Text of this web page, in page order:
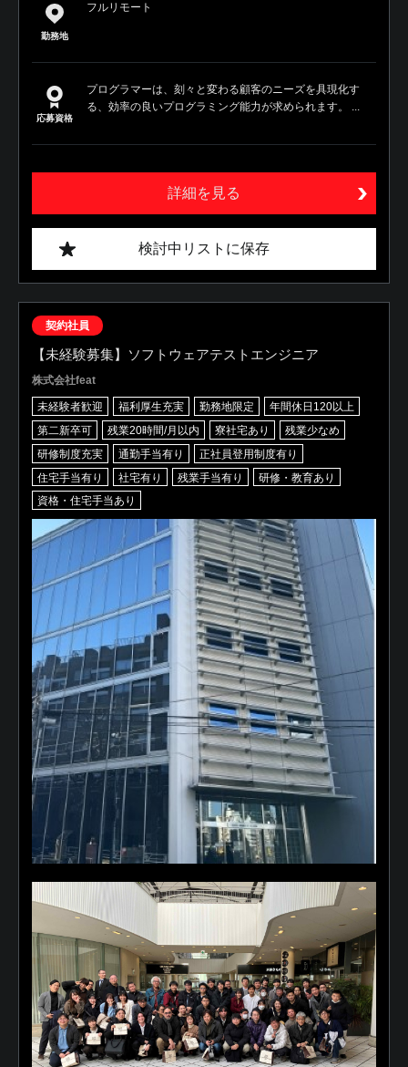
勤務地
フルリモート
応募資格
プログラマーは、刻々と変わる顧客のニーズを具現化す
る、効率の良いプログラミング能力が求められます。 ...
詳細を見る
検討中リストに保存
契約社員
【未経験募集】ソフトウェアテストエンジニア
株式会社feat
未経験者歓迎 福利厚生充実 勤務地限定
年間休日120以上
第二新卒可
残業20時間/月以内 寮社宅あり
残業少なめ
研修制度充実
通勤手当有り
正社員登用制度有り
住宅手当有り
社宅有り 残業手当有り
研修・教育あり
資格・住宅手当あり